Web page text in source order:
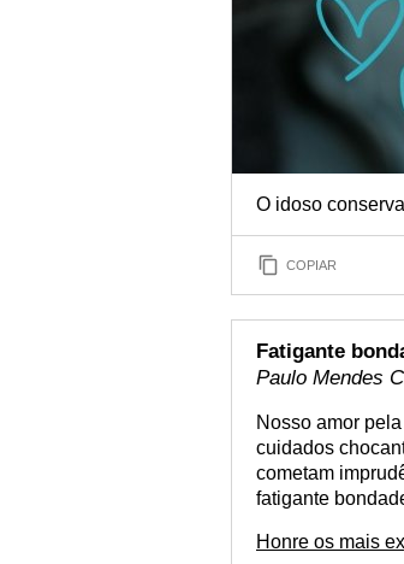
O idoso
COPIAR
Fatigante
Paulo Mendes
Nosso amor
cuidados
cometam
fatigante
Honre os mais